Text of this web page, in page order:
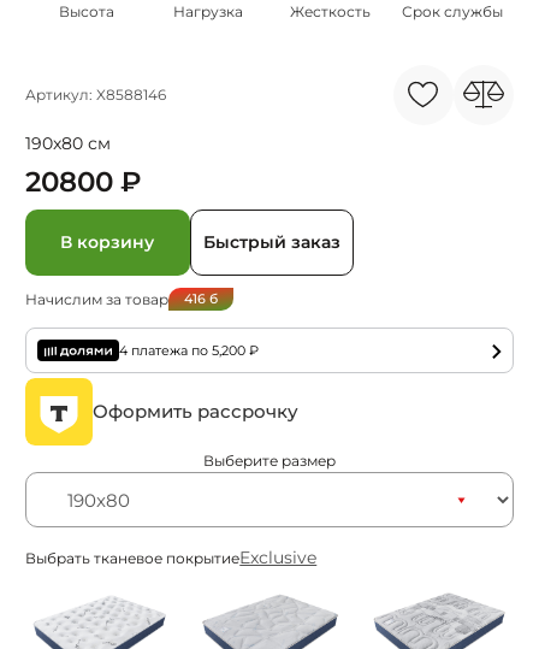
Высота Нагрузка Жесткость Срок службы
Артикул: X8588146
190x80 см
20800 ₽
В корзину Быстрый заказ
Начислим за товар 416б
4 платежа по5,200 ₽
Оформить рассрочку
Выберите размер
Выбрать тканевое покрытиеExclusive